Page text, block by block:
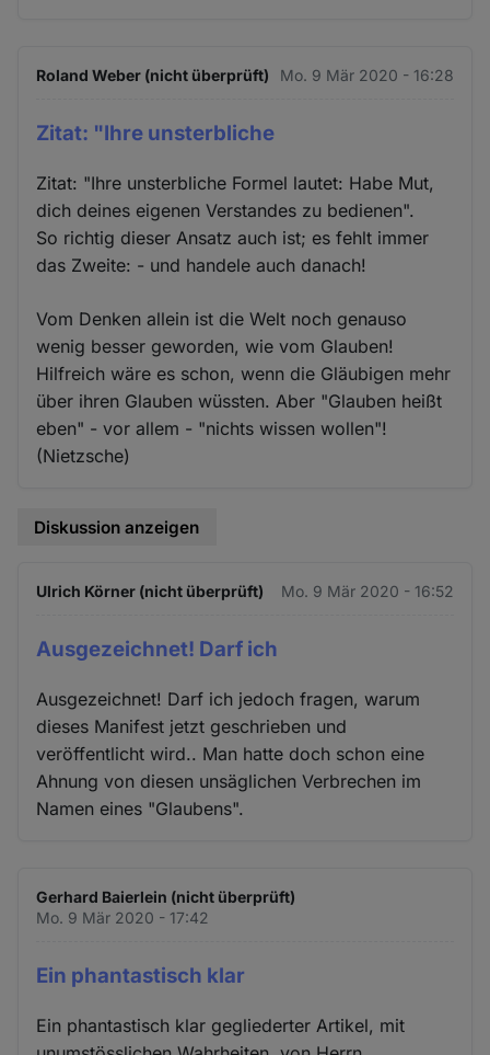
Roland Weber (nicht überprüft) Mo. 9 Mär 2020 - 16:28
Zitat: "Ihre unsterbliche
Zitat: "Ihre unsterbliche Formel lautet: Habe Mut,
dich deines eigenen Verstandes zu bedienen".
So richtig dieser Ansatz auch ist; es fehlt immer
das Zweite: - und handele auch danach!
Vom Denken allein ist die Welt noch genauso
wenig besser geworden, wie vom Glauben!
Hilfreich wäre es schon, wenn die Gläubigen mehr
über ihren Glauben wüssten. Aber "Glauben heißt
eben" - vor allem - "nichts wissen wollen"!
(Nietzsche)
Diskussion anzeigen
Ulrich Körner (nicht überprüft) Mo. 9 Mär 2020 - 16:52
Ausgezeichnet! Darf ich
Ausgezeichnet! Darf ich jedoch fragen, warum
dieses Manifest jetzt geschrieben und
veröffentlicht wird.. Man hatte doch schon eine
Ahnung von diesen unsäglichen Verbrechen im
Namen eines "Glaubens".
Gerhard Baierlein (nicht überprüft)
Mo. 9 Mär 2020 - 17:42
Ein phantastisch klar
Ein phantastisch klar gegliederter Artikel, mit